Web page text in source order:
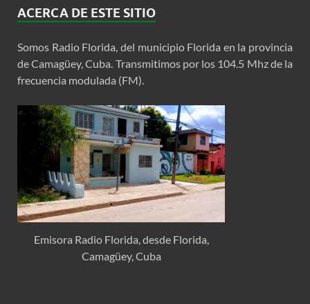
ACERCA DE ESTE SITIO
Somos Radio Florida, del municipio Florida en la provincia
de Camagüey, Cuba. Transmitimos por los 104.5 Mhz de la
frecuencia modulada (FM).
Emisora Radio Florida, desde Florida,
Camagüey, Cuba